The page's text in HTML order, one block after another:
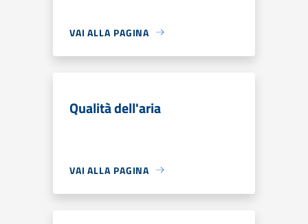
VAI ALLA PAGINA
Qualità dell'aria
VAI ALLA PAGINA